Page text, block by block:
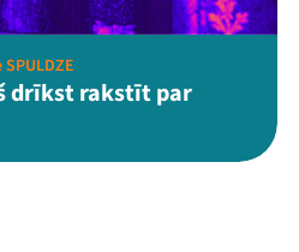
drīkst rakstīt par